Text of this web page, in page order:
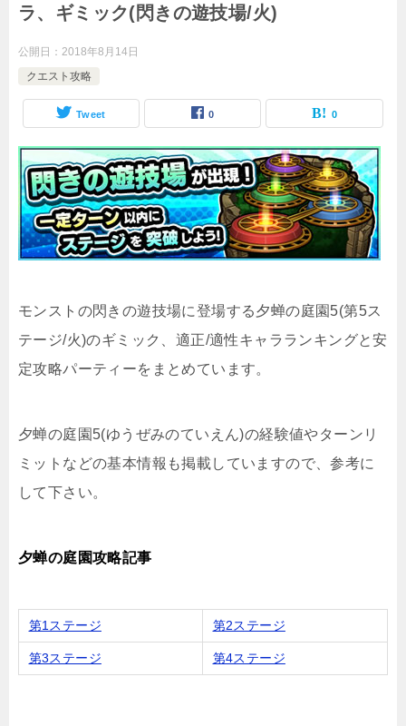
ラ、ギミック(閃きの遊技場/火)
公開日： 2018年8月14日
クエスト攻略
Tweet 0 0
モンストの閃きの遊技場に登場する夕蝉の庭園5(第5ス
テージ/火)のギミック、適正/適性キャラランキングと安
定攻略パーティーをまとめています。
夕蝉の庭園5(ゆうぜみのていえん)の経験値やターンリ
ミットなどの基本情報も掲載していますので、参考に
して下さい。
夕蝉の庭園攻略記事
第1ステージ 第2ステージ
第3ステージ 第4ステージ